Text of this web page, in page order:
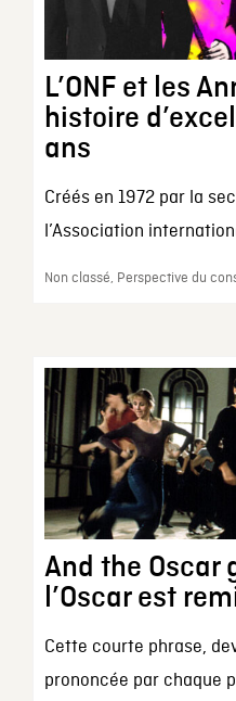
L’ONF et les
histoire
ans
Créés en 1972 par la
l’Association
Non classé, Perspective du
And the Oscar
l’Oscar est
Cette courte phrase,
prononcée par chaque